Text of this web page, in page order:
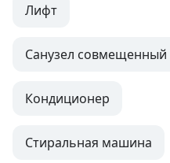
Лифт
Санузел совмещенный
Кондиционер
Стиральная машина